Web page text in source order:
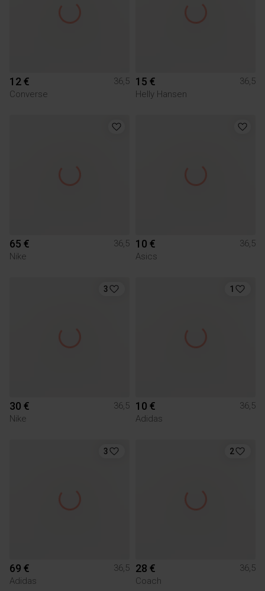
12 €
36,5
Converse
15 €
36,5
Helly Hansen
65 €
36,5
Nike
10 €
36,5
Asics
3
30 €
36,5
Nike
1
10 €
36,5
Adidas
3
69 €
36,5
Adidas
2
28 €
36,5
Coach